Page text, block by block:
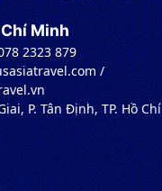
Minh
2323 879
/
P. Tân Định, TP. Hồ Chí